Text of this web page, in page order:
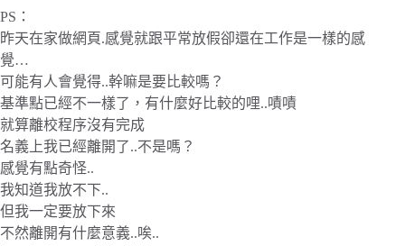
PS：
昨天在家做網頁.感覺就跟平常放假卻還在工作是一樣的感
覺…
可能有人會覺得..幹嘛是要比較嗎？
基準點已經不一樣了，有什麼好比較的哩..嘖嘖
就算離校程序沒有完成
名義上我已經離開了..不是嗎？
感覺有點奇怪..
我知道我放不下..
但我一定要放下來
不然離開有什麼意義..唉..